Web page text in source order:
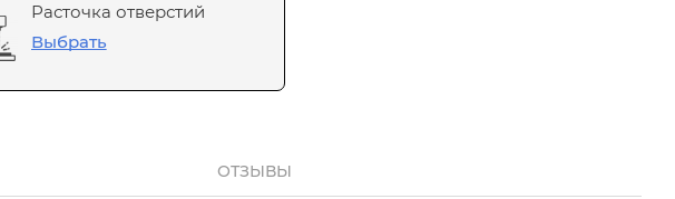
Расточка отверстий
Выбрать
ОТЗЫВЫ